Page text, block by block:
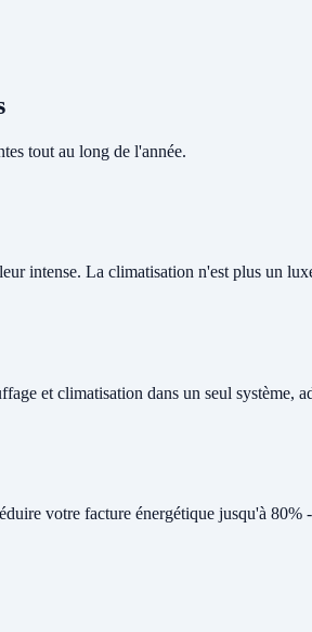
tout au long de l'année.
intense. La climatisation n'est plus un
et climatisation dans un seul système,
votre facture énergétique jusqu'à 80%